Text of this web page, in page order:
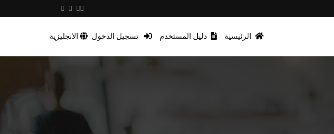
الرئيسية دليل المستخدم تسجيل الدخول الانجليزية